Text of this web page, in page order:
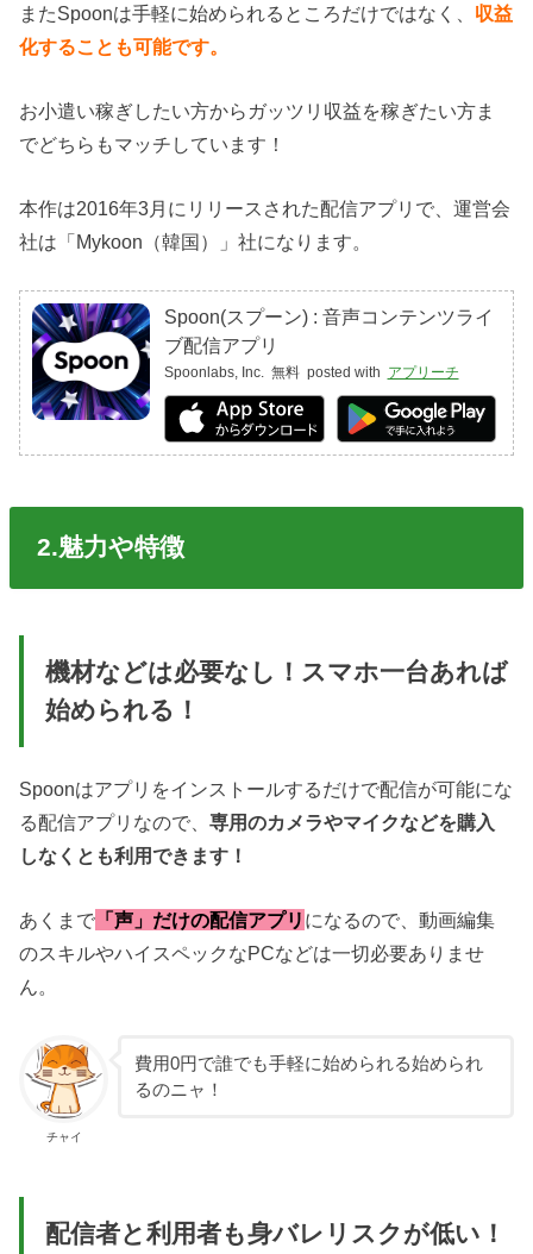
またSpoonは手軽に始められるところだけではなく、 収益
化することも可能です。
お小遣い稼ぎしたい方からガッツリ収益を稼ぎたい方ま
でどちらもマッチしています！
本作は2016年3月にリリースされた配信アプリで、運営会
社は「Mykoon（韓国）」社になります。
Spoon(スプーン) : 音声コンテンツライ
ブ配信アプリ
Spoonlabs, Inc. 無料 posted with アプリーチ
2.魅力や特徴
機材などは必要なし！スマホ一台あれば
始められる！
Spoonはアプリをインストールするだけで配信が可能にな
る配信アプリなので、専用のカメラやマイクなどを購入
しなくとも利用できます！
あくまで 「声」だけの配信アプリ になるので、動画編集
のスキルやハイスペックなPCなどは一切必要ありませ
ん。
チャイ
費用0円で誰でも手軽に始められる始められ
るのニャ！
配信者と利用者も身バレリスクが低い！